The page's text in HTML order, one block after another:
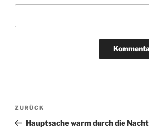
Beitragsnavigation
Vorheriger
Beitrag
ZURÜCK
Hauptsache warm durch die Nacht